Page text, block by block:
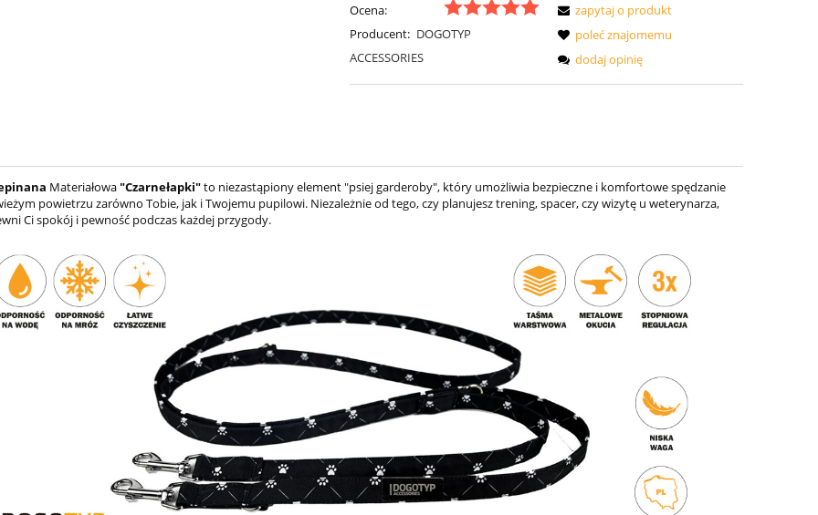
do koszyka
Gończy Polski FCI354
13,00 zł
do koszyka
Nerka Treningowa "Monstery"
199,00 zł
Ocena:
Producent: DOGOTYP
ACCESSORIES
zapytaj o produkt
poleć znajomemu
dodaj opinię
Materiałowa"Czarnełapki"to niezastąpiony element "psiej garderoby", który umożliwia bezpieczne i komfortowe spędzanie
powietrzu zarówno Tobie, jak i Twojemu pupilowi. Niezależnie od tego, czy planujesz trening, spacer, czy wizytę u weterynarza,
Ci spokój i pewność podczas każdej przygody.